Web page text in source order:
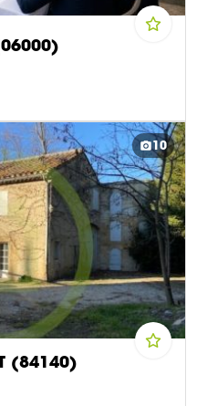
10
(84140)